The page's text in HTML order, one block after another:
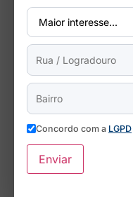
Concordo com a LGPD
Enviar